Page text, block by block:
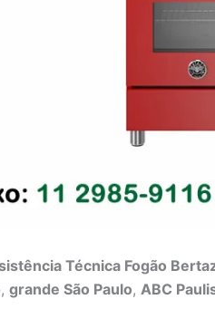
Técnica Fogão
, grande São Paulo, ABC